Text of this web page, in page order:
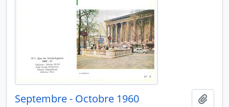
Septembre - Octobre 1960